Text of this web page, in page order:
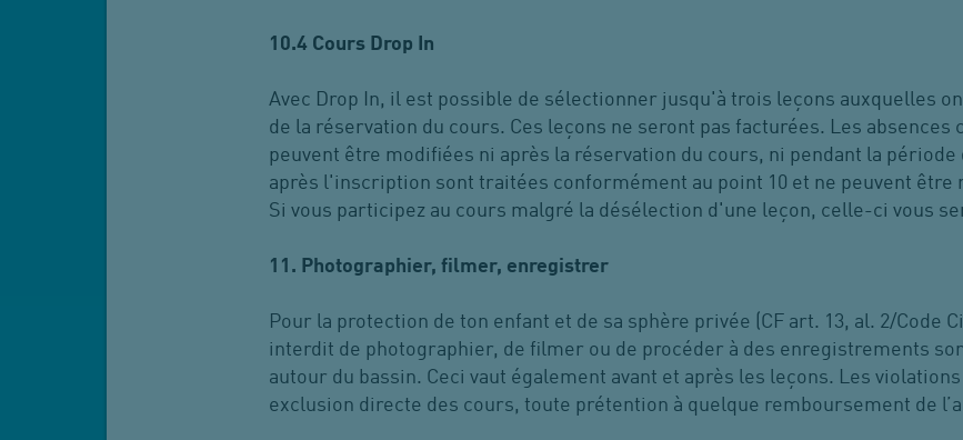
10.4 Cours Drop In
Avec Drop In, il est possible de sélectionner jusqu'à trois leçons auxquelles
de la réservation du cours. Ces leçons ne seront pas facturées. Les
peuvent être modifiées ni après la réservation du cours, ni pendant la période
après l'inscription sont traitées conformément au point 10 et ne peuvent être
Si vous participez au cours malgré la désélection d'une leçon, celle-ci vous
11. Photographier, filmer, enregistrer
Pour la protection de ton enfant et de sa sphère privée (CF art. 13, al. 2/Code
interdit de photographier, de filmer ou de procéder à des enregistrements
autour du bassin. Ceci vaut également avant et après les leçons. Les
exclusion directe des cours, toute prétention à quelque remboursement de